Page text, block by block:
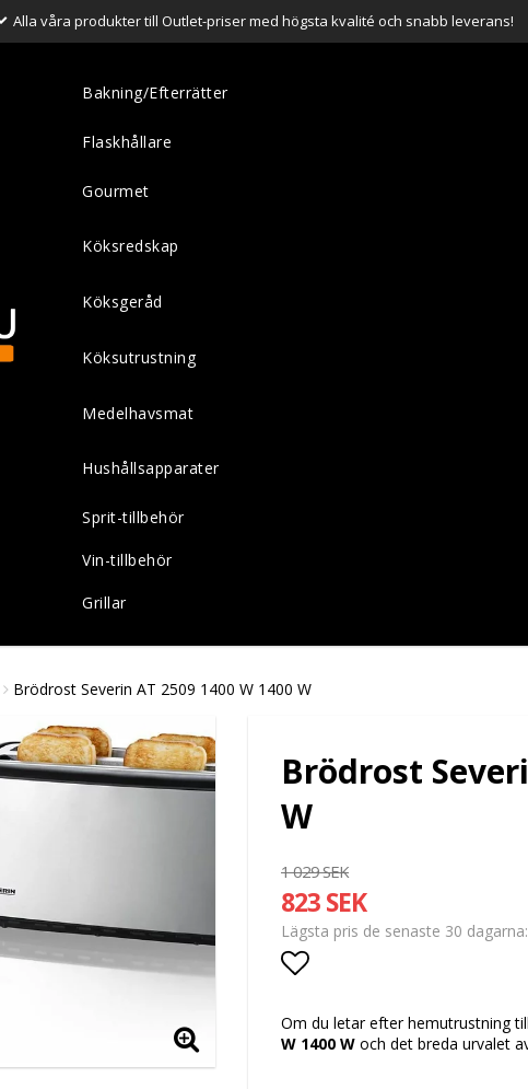
Alla våra produkter till Outlet-priser med högsta kvalité och snabb leverans!
Bakning/Efterrätter
Flaskhållare
Gourmet
Köksredskap
Köksgeråd
Köksutrustning
Medelhavsmat
Hushållsapparater
Sprit-tillbehör
Vin-tillbehör
Grillar
Brödrost Severin AT 2509 1400 W 1400 W
Brödrost
W
1 029 SEK
823 SEK
Lägsta pris de senaste 30 dagarna
Lägg till i
Om du letar efter hemutrustning
W 1400 W och det breda urvalet